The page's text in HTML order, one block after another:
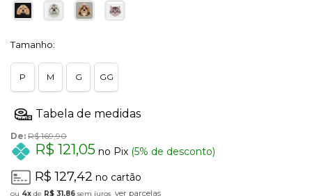
Tamanho:
P M G GG
De: R$ 169,90
R$ 121,05 no Pix (5% de desconto)
R$ 127,42 no cartão
4x de R$ 31,86 sem juros ver parcelas